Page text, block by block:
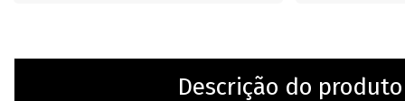
Descrição do produto